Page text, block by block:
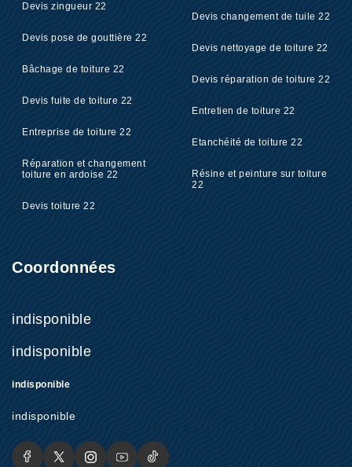
Devis zingueur 22
Devis pose de gouttière 22
Bâchage de toiture 22
Devis fuite de toiture 22
Entreprise de toiture 22
Réparation et changement
toiture en ardoise 22
Devis toiture 22
Devis changement de tuile 22
Devis nettoyage de toiture 22
Devis réparation de toiture 22
Entretien de toiture 22
Etanchéité de toiture 22
Résine et peinture sur toiture
22
Coordonnées
indisponible
indisponible
indisponible
indisponible